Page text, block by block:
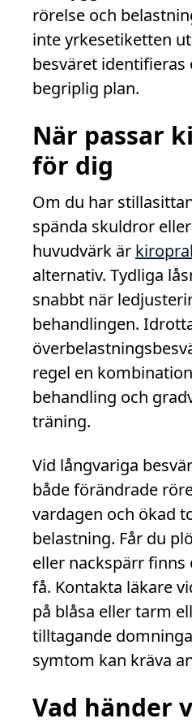
rörelse och
inte yrkesetiketten
besväret identifieras
begriplig plan.
När passar
för dig
Om du har
spända skuldror
huvudvärk är
alternativ. Tydliga
snabbt när
behandlingen.
regel en
behandling och
träning.
Vid långvariga
både förändrade
vardagen och ökad
belastning. Får du
eller nackspärr
få. Kontakta läkare
på blåsa eller tarm
tilltagande
symtom kan kräva
Vad händer